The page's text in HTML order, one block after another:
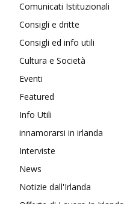
Comunicati Istituzionali
Consigli e dritte
Consigli ed info utili
Cultura e Società
Eventi
Featured
Info Utili
innamorarsi in irlanda
Interviste
News
Notizie dall'Irlanda